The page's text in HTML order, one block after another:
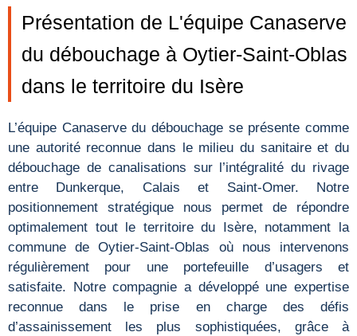
Présentation de L'équipe Canaserve
du débouchage à Oytier-Saint-Oblas
dans le territoire du Isère
L’équipe Canaserve du débouchage se présente comme
une autorité reconnue dans le milieu du sanitaire et du
débouchage de canalisations sur l’intégralité du rivage
entre Dunkerque, Calais et Saint-Omer. Notre
positionnement stratégique nous permet de répondre
optimalement tout le territoire du Isère, notamment la
commune de Oytier-Saint-Oblas où nous intervenons
régulièrement pour une portefeuille d’usagers et
satisfaite. Notre compagnie a développé une expertise
reconnue dans le prise en charge des défis
d’assainissement les plus sophistiquées, grâce à